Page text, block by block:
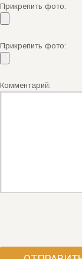
Прикрепить фото:
Прикрепить фото:
Комментарий: